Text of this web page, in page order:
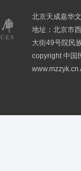
北京天成嘉华
地址：北京市
大街49号院民
copyright 中国